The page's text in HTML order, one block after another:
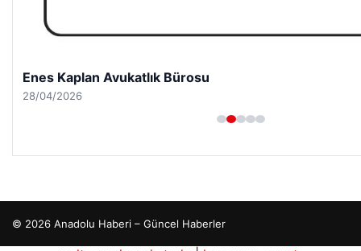
Enes Kaplan Avukatlık Bürosu
28/04/2026
© 2026 Anadolu Haberi – Güncel Haberler